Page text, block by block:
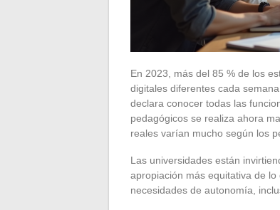
En 2023, más del 85 % de los
digitales diferentes cada
declara conocer todas las
pedagógicos se realiza ahora
reales varían mucho según los
Las universidades están
apropiación más equitativa de
necesidades de autonomía,